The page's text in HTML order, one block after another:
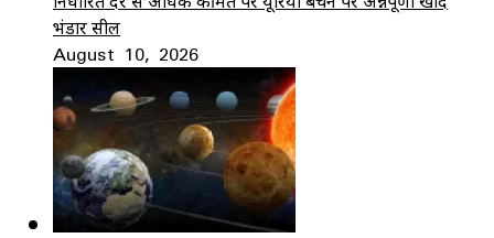
भंडार सील
August 10, 2026